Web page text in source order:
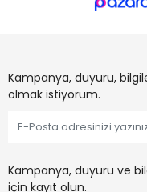
Kampanya, duyuru,
olmak istiyorum.
Kampanya, duyuru ve
için kayıt olun.